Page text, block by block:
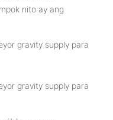
nito ay ang